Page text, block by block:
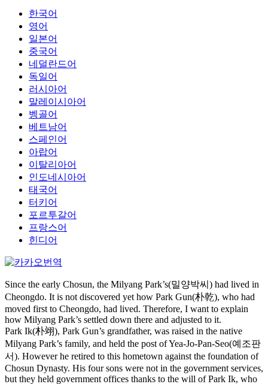
한국어
영어
일본어
중국어
네덜란드어
독일어
러시아어
말레이시아어
벵골어
베트남어
스페인어
아랍어
이탈리아어
인도네시아어
태국어
터키어
포르투갈어
프랑스어
힌디어
Since the early Chosun, the Milyang Park’s(밀양박씨) had lived in
Cheongdo. It is not discovered yet how Park Gun(朴乾), who had
moved first to Cheongdo, had lived. Therefore, I want to explain
how Milyang Park’s settled down there and adjusted to it.
Park Ik(朴翊), Park Gun’s grandfather, was raised in the native
Milyang Park’s family, and held the post of Yea-Jo-Pan-Seo(예조판
서). However he retired to this hometown against the foundation of
Chosun Dynasty. His four sons were not in the government services,
but they held government offices thanks to the will of Park Ik, who